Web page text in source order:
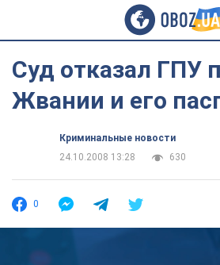
Суд отказал ГПУ
Жвании и его
Криминальные новости
24.10.2008 13:28
630
0